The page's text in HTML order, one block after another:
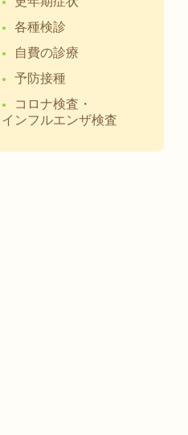
各種検診
自費の診療
予防接種
コロナ検査・
インフルエンザ検査